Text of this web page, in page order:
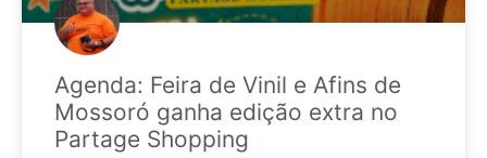
Agenda: Feira de Vinil e Afins de
Mossoró ganha edição extra no
Partage Shopping